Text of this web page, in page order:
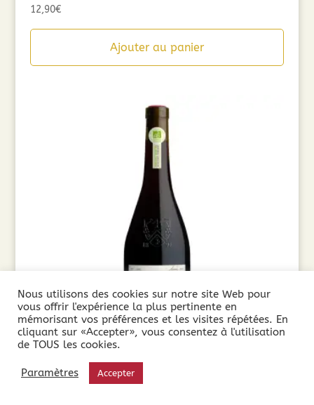
12,90€
Ajouter au panier
Cuvée Secrète Cabernet-Merlot 2025 Sans
Sulfites (75cl)
Nous utilisons des cookies sur notre site Web pour
vous offrir l'expérience la plus pertinente en
mémorisant vos préférences et les visites répétées. En
cliquant sur «Accepter», vous consentez à l'utilisation
de TOUS les cookies.
Paramètres Accepter